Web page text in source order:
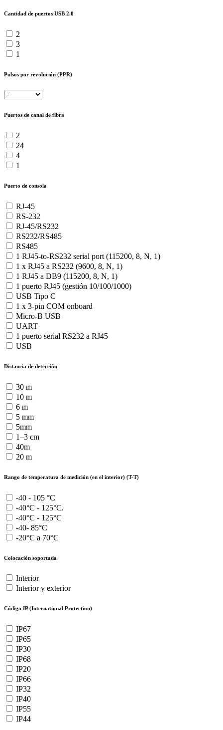
Cantidad de puertos USB 2.0
2
3
1
Pulsos por revolución (PPR)
Puertos de canal de fibra
2
24
4
1
Puerto de consola
RJ-45
RS-232
RJ-45/RS232
RS232/RS485
RS485
1 RJ45-to-RS232 serial port (115200, 8, N, 1)
1 x RJ45 a RS232 (9600, 8, N, 1)
1 RJ45 a DB9 (115200, 8, N, 1)
1 puerto RJ45 (gestión 10/100/1000)
USB Tipo C
1 x 3-pin COM onboard
Micro-B USB
UART
1 puerto serial RS232 a RJ45
USB
Distancia de detección
30 m
10 m
6 m
5 mm
5mm
1–3 cm
40m
20 m
Rango de temperatura de medición (en el interior) (T-T)
-40 - 105 °C
-40°C - 125°C.
-40°C - 125°C
-40- 85°C
-20°C a 70°C
Colocación soportada
Interior
Interior y exterior
Código IP (International Protection)
IP67
IP65
IP30
IP68
IP20
IP66
IP32
IP40
IP55
IP44